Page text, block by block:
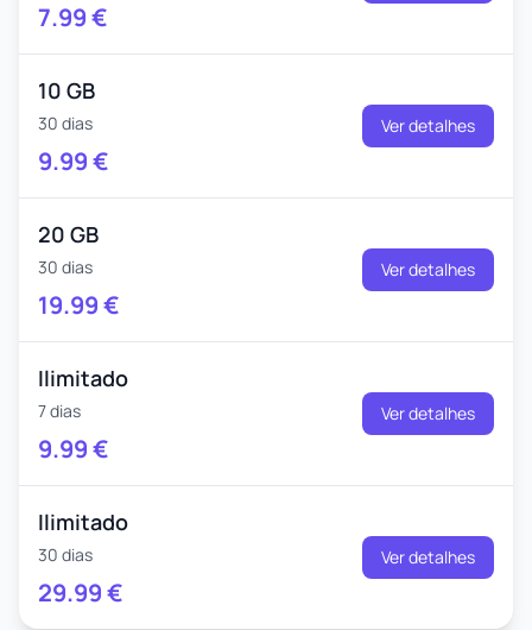
7.99€
10 GB
30 dias
9.99€
Ver detalhes
20 GB
30 dias
19.99€
Ver detalhes
Ilimitado
7 dias
9.99€
Ver detalhes
Ilimitado
30 dias
29.99€
Ver detalhes